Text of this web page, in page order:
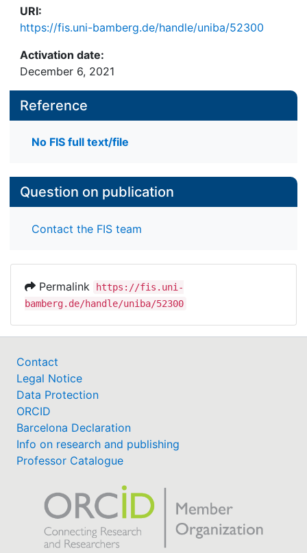
URI:
https://fis.uni-bamberg.de/handle/uniba/52300
Activation date:
December 6, 2021
Reference
No FIS full text/file
Question on publication
Contact the FIS team
Permalink
https://fis.uni-
bamberg.de/handle/uniba/52300
Contact
Legal Notice
Data Protection
ORCID
Barcelona Declaration
Info on research and publishing
Professor Catalogue